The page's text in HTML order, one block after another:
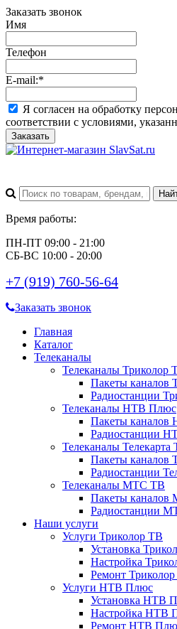
Заказать звонок
Имя
Телефон
E-mail:*
Я согласен на обработку
соответствии с условиями,
Заказать
Время работы:
ПН-ПТ 09:00 - 21:00
СБ-ВС 10:00 - 20:00
+7 (919) 760-56-64
Заказать звонок
Главная
Каталог
Телеканалы
Телеканалы Триколор
Пакеты каналов
Радиостанции
Телеканалы НТВ Плюс
Пакеты
Радиостанции
Телеканалы Телекарта
Пакеты каналов
Радиостанции
Телеканалы МТС ТВ
Пакеты
Радиостанции
Наши услуги
Услуги Триколор ТВ
Установка
Настройка
Ремонт
Услуги НТВ Плюс
Установка НТВ
Настройка НТВ
Ремонт НТВ